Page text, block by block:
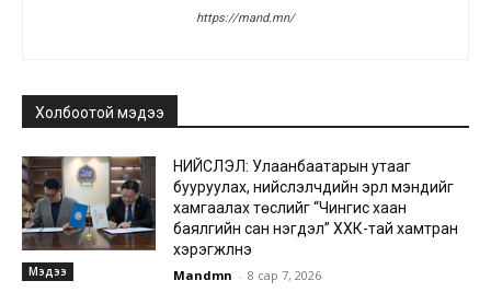
https://mand.mn/
Холбоотой мэдээ
Мэдээ
НИЙСЛЭЛ: Улаанбаатарын утааг
бууруулах, нийслэлчүүдийн эрүүл мэндийг
хамгаалах төслийг “Чингис хаан
баялгийн сан нэгдэл” ХХК-тай хамтран
хэрэгжүүлнэ
Mandmn - 8 сар 7, 2026